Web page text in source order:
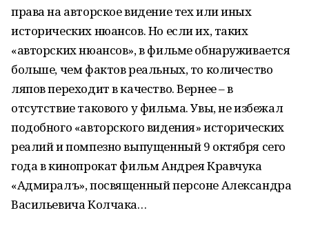
права на авторское видение тех или иных
исторических нюансов. Но если их, таких
«авторских нюансов», в фильме обнаруживается
больше, чем фактов реальных, то количество
ляпов переходит в качество. Вернее – в
отсутствие такового у фильма. Увы, не избежал
подобного «авторского видения» исторических
реалий и помпезно выпущенный 9 октября сего
года в кинопрокат фильм Андрея Кравчука
«Адмиралъ», посвященный персоне Александра
Васильевича Колчака…